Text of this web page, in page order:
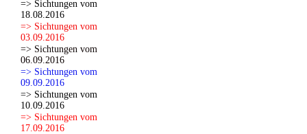
=> Sichtungen vom
18.08.2016
=> Sichtungen vom
03.09.2016
=> Sichtungen vom
06.09.2016
=> Sichtungen vom
09.09.2016
=> Sichtungen vom
10.09.2016
=> Sichtungen vom
17.09.2016